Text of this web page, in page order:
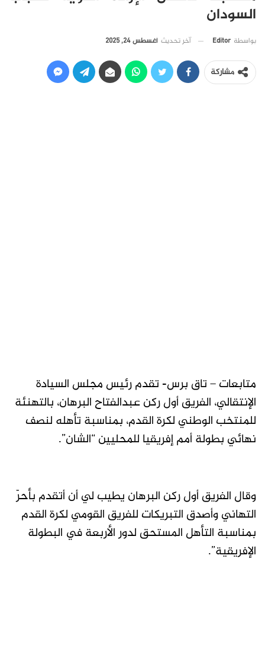
السودان
بواسطة Editor آخر تحديث أغسطس 24, 2025
مشاركة
متابعات – تاق برس- تقدم رئيس مجلس السيادة
الإنتقالي، الفريق أول ركن عبدالفتاح البرهان، بالتهنئة
للمنتخب الوطني لكرة القدم، بمناسبة تأهله لنصف
نهائي بطولة أمم إفريقيا للمحليين “الشان”.
وقال الفريق أول ركن البرهان يطيب لي أن أتقدم بأحرّ
التهاني وأصدق التبريكات للفريق القومي لكرة القدم
بمناسبة التأهل المستحق لدور الأربعة في البطولة
الإفريقية”.